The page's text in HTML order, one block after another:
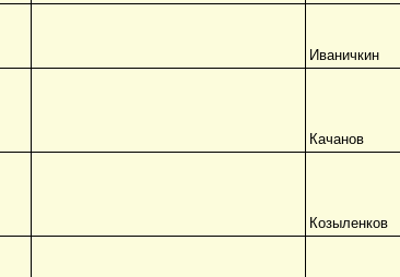
Иваничкин
Качанов
Козыленков